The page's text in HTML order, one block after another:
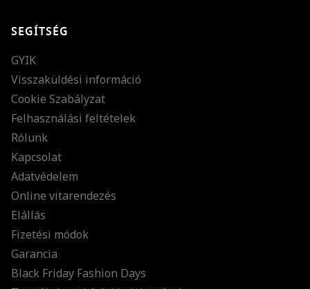
SEGÍTSÉG
GYIK
Visszaküldési információ
Cookie Szabályzat
Felhasználási feltételek
Rólunk
Kapcsolat
Adatvédelem
Online vitarendezés
Elállás
Fizetési módok
Garancia
Black Friday Fashion Days